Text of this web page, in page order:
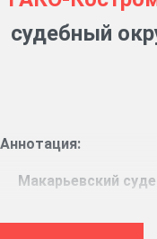
судебный
Аннотация:
Макарьевский